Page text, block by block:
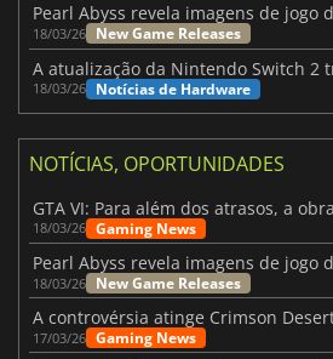
18/03/26 New Game Releases
18/03/26 Notícias de Hardware
NOTÍCIAS, OPORTUNIDADES
18/03/26 Gaming News
18/03/26 New Game Releases
17/03/26 Gaming News